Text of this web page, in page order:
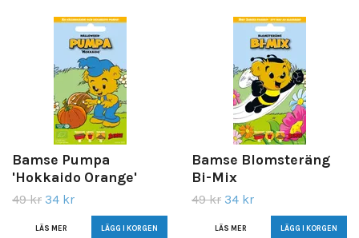
Bamse Pumpa
'Hokkaido Orange'
49 kr 34 kr
LÄS MER
Bamse Blomsteräng
Bi-Mix
49 kr 34 kr
LÄS MER